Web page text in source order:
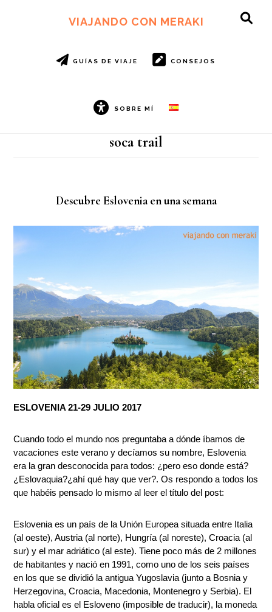
VIAJANDO CON MERAKI
GUÍAS DE VIAJE CONSEJOS
SOBRE MÍ
soca trail
Descubre Eslovenia en una semana
ESLOVENIA 21-29 JULIO 2017
Cuando todo el mundo nos preguntaba a dónde íbamos de
vacaciones este verano y decíamos su nombre, Eslovenia
era la gran desconocida para todos: ¿pero eso donde está?
¿Eslovaquia?¿ahí qué hay que ver?. Os respondo a todos los
que habéis pensado lo mismo al leer el título del post:
Eslovenia es un país de la Unión Europea situada entre Italia
(al oeste), Austria (al norte), Hungría (al noreste), Croacia (al
sur) y el mar adriático (al este). Tiene poco más de 2 millones
de habitantes y nació en 1991, como uno de los seis países
en los que se dividió la antigua Yugoslavia (junto a Bosnia y
Herzegovina, Croacia, Macedonia, Montenegro y Serbia). El
habla oficial es el Esloveno (imposible de traducir), la moneda